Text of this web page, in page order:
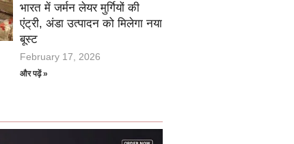
भारत में जर्मन लेयर मुर्गियों की
एंट्री, अंडा उत्पादन को मिलेगा नया
बूस्ट
February 17, 2026
और पढ़ें »